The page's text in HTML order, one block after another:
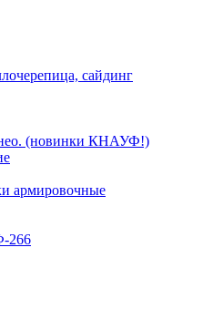
сайдинг
(новинки КНАУФ!)
армировочные
266